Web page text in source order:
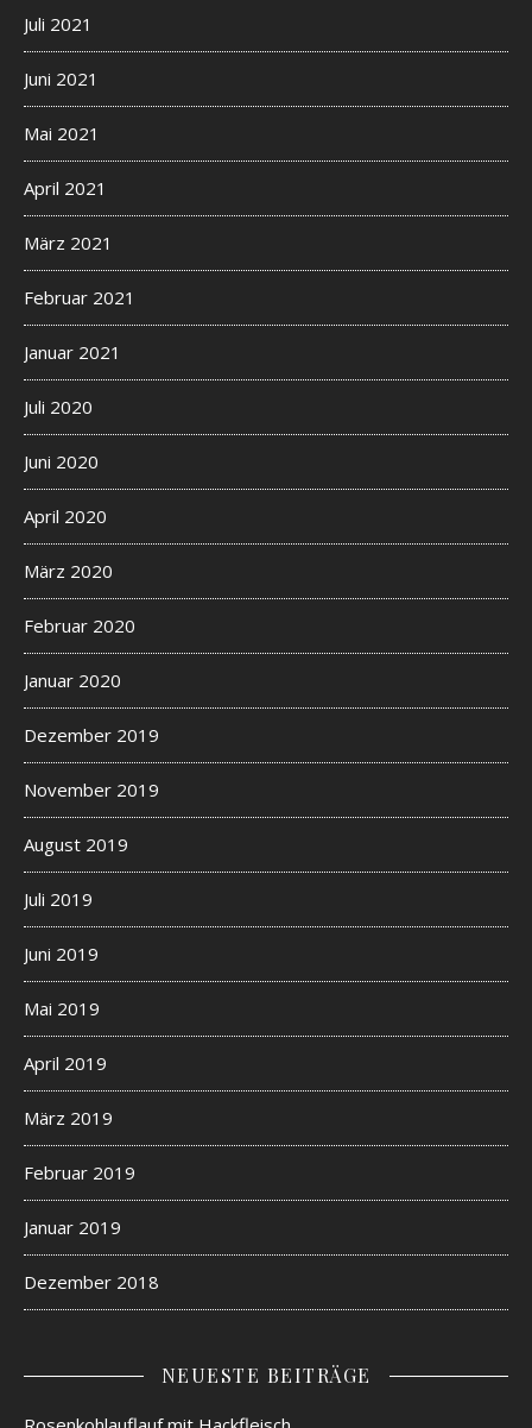
Juli 2021
Juni 2021
Mai 2021
April 2021
März 2021
Februar 2021
Januar 2021
Juli 2020
Juni 2020
April 2020
März 2020
Februar 2020
Januar 2020
Dezember 2019
November 2019
August 2019
Juli 2019
Juni 2019
Mai 2019
April 2019
März 2019
Februar 2019
Januar 2019
Dezember 2018
NEUESTE BEITRÄGE